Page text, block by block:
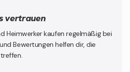
vertrauen
Heimwerker kaufen regelmäßig bei
Bewertungen helfen dir, die